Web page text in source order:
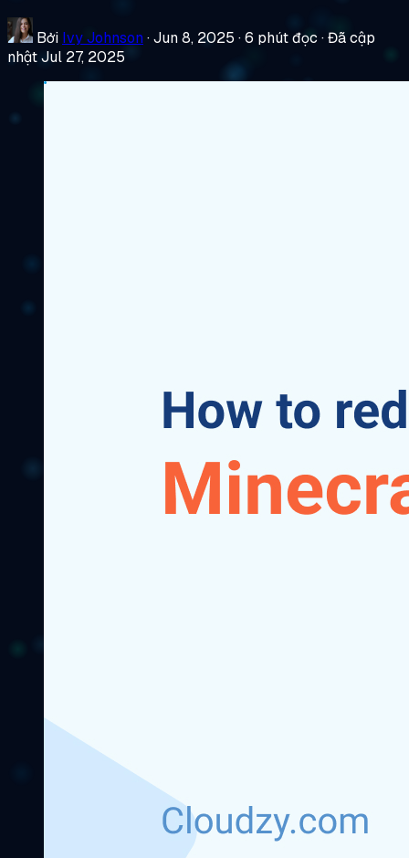
Bởi Ivy Johnson ·Jun 8, 2025 ·6 phút đọc ·Đã cập
nhật Jul 27, 2025